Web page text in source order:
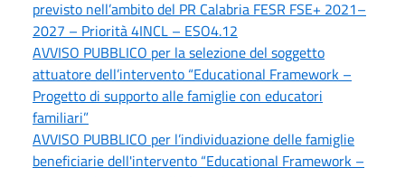
previsto nell’ambito del PR Calabria FESR FSE+ 2021–
2027 – Priorità 4INCL – ESO4.12
AVVISO PUBBLICO per la selezione del soggetto
attuatore dell’intervento “Educational Framework –
Progetto di supporto alle famiglie con educatori
familiari”
AVVISO PUBBLICO per l’individuazione delle famiglie
beneficiarie dell'intervento “Educational Framework –